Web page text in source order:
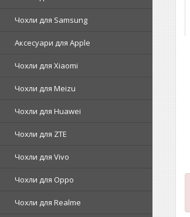
Чохли для Samsung
Аксесуари для Apple
Чохли для Xiaomi
Чохли для Meizu
Чохли для Huawei
Чохли для ZTE
Чохли для Vivo
Чохли для Oppo
Чохли для Realme